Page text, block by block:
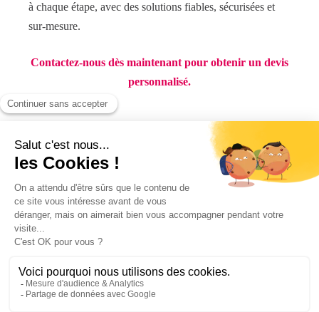
à chaque étape, avec des solutions fiables, sécurisées et
sur-mesure.
Contactez-nous dès maintenant pour obtenir un devis
personnalisé.
Retour aux actualités
Collet Chapiteaux
Créateur d’espaces
Aménagement
Démarche qualité